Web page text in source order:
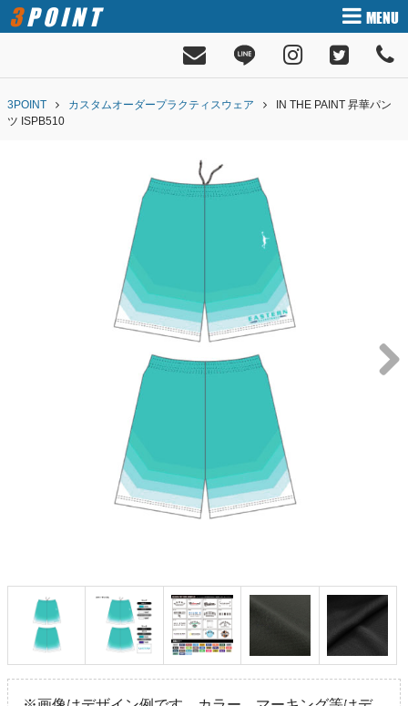
3POINT MENU
3POINT カスタムオーダープラクティスウェア
IN THE PAINT 昇華パン
ツ ISPB510